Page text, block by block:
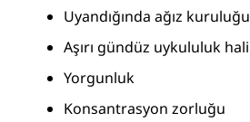
Uyandığında ağız kuruluğu
Aşırı gündüz uykululuk hali
Yorgunluk
Konsantrasyon zorluğu